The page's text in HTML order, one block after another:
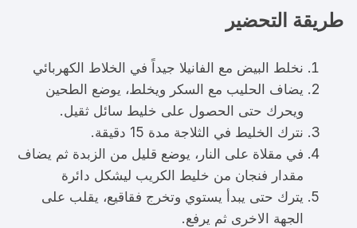
طريقة التحضير
نخلط البيض مع الفانيلا جيداً في الخلاط الكهربائي
يضاف الحليب مع السكر ويخلط، يوضع الطحين
ويحرك حتى الحصول على خليط سائل ثقيل.
نترك الخليط في الثلاجة مدة 15 دقيقة.
في مقلاة على النار، يوضع قليل من الزبدة ثم يضاف
مقدار فنجان من خليط الكريب ليشكل دائرة
يترك حتى يبدأ يستوي وتخرج فقاقيع، يقلب على
الجهة الاخرى ثم يرفع.